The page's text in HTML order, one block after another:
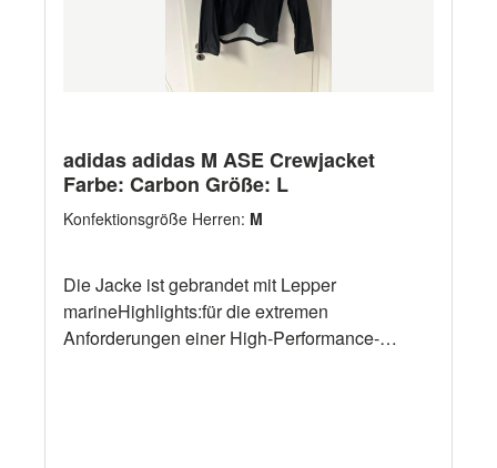
adidas adidas M ASE Crewjacket
Farbe: Carbon Größe: L
Konfektionsgröße Herren: M
Die Jacke ist gebrandet mit Lepper
marineHighlights:für die extremen
Anforderungen einer High-Performance-